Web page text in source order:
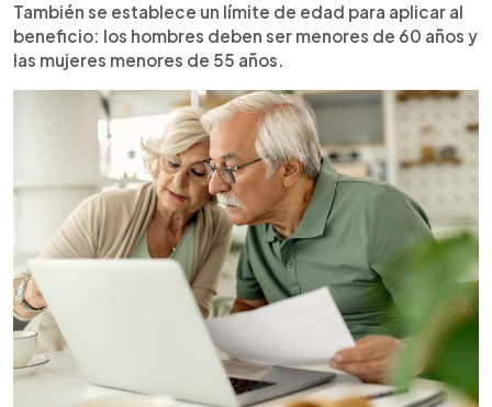
También se establece un límite de edad para aplicar al
beneficio: los hombres deben ser menores de 60 años y
las mujeres menores de 55 años.